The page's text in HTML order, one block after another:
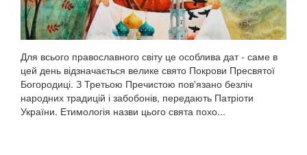
Для всього православного світу це особлива дат - саме в
цей день відзначається велике свято Покрови Пресвятої
Богородиці. З Третьою Пречистою пов'язано безліч
народних традицій і забобонів, передають Патріоти
України. Етимологія назви цього свята похо...